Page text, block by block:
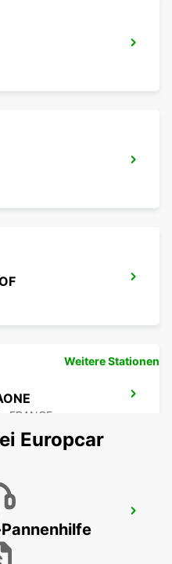
FRANCE
Weitere Stationen
Europcar